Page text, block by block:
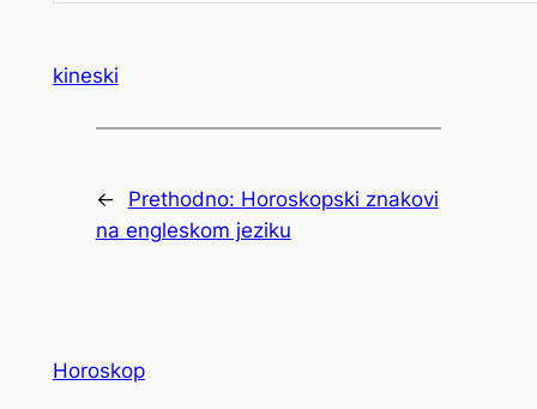
kineski
← Prethodno: Horoskopski znakovi
na engleskom jeziku
Horoskop